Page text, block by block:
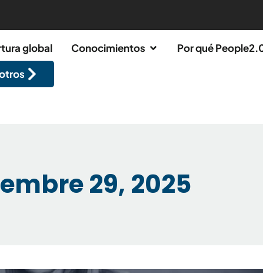
global Conocimientos
Por qué
29, 2025